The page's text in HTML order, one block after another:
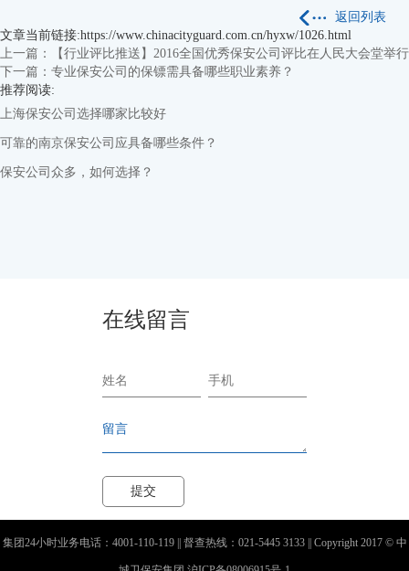
返回列表
文章当前链接:https://www.chinacityguard.com.cn/hyxw/1026.html
上一篇：【行业评比推送】2016全国优秀保安公司评比在人民大会堂举行
下一篇：专业保安公司的保镖需具备哪些职业素养？
推荐阅读:
上海保安公司选择哪家比较好
可靠的南京保安公司应具备哪些条件？
保安公司众多，如何选择？
在线留言
集团24小时业务电话：4001-110-119 || 督查热线：021-5445 3133 || Copyright 2017 © 中